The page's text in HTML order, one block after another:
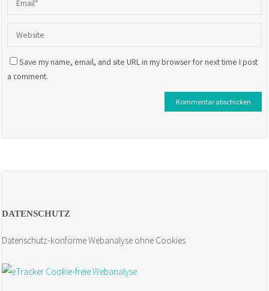
Save my name, email, and site URL in my browser for next time I post
a comment.
DATENSCHUTZ
Datenschutz-konforme Webanalyse ohne Cookies